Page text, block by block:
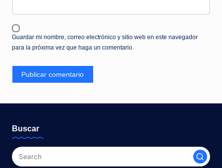
Guardar mi nombre, correo electrónico y sitio web en este navegador
para la próxima vez que haga un comentario.
Buscar